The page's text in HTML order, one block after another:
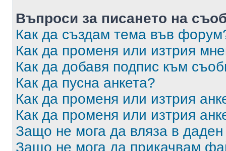
Въпроси за писането на
Как да създам тема във
Как да променя или изтрия
Как да добавя подпис към
Как да пусна анкета?
Как да променя или изтрия
Как да променя или изтрия
Защо не мога да вляза в
Защо не мога да прикачвам